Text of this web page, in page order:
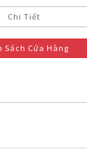
Chi Tiết
Sách Cửa Hàng